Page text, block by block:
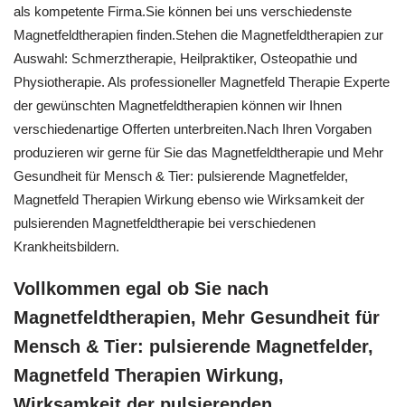
als kompetente Firma.Sie können bei uns verschiedenste
Magnetfeldtherapien finden.Stehen die Magnetfeldtherapien zur
Auswahl: Schmerztherapie, Heilpraktiker, Osteopathie und
Physiotherapie. Als professioneller Magnetfeld Therapie Experte
der gewünschten Magnetfeldtherapien können wir Ihnen
verschiedenartige Offerten unterbreiten.Nach Ihren Vorgaben
produzieren wir gerne für Sie das Magnetfeldtherapie und Mehr
Gesundheit für Mensch & Tier: pulsierende Magnetfelder,
Magnetfeld Therapien Wirkung ebenso wie Wirksamkeit der
pulsierenden Magnetfeldtherapie bei verschiedenen
Krankheitsbildern.
Vollkommen egal ob Sie nach
Magnetfeldtherapien, Mehr Gesundheit für
Mensch & Tier: pulsierende Magnetfelder,
Magnetfeld Therapien Wirkung,